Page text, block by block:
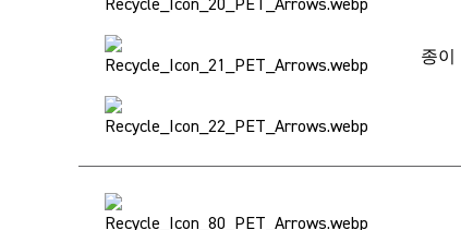
종이